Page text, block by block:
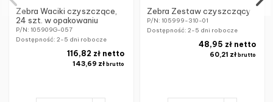
Zebra Waciki czyszczące,
24 szt. w opakowaniu
P/N: 105909G-057
Dostępność: 2-5 dni robocze
143,69 złbrutto
116,82 zł netto
Zebra Zestaw czyszczący
P/N: 105999-310-01
Dostępność:2-5 dni robocze
60,21 zł brutto
48,95 zł netto